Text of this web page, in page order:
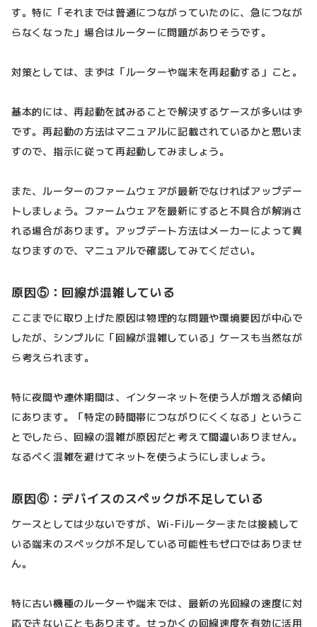
す。特に「それまでは普通につながっていたのに、急につなが
らなくなった」場合はルーターに問題がありそうです。
対策としては、まずは「ルーターや端末を再起動する」こと。
基本的には、再起動を試みることで解決するケースが多いはず
です。再起動の方法はマニュアルに記載されているかと思いま
すので、指示に従って再起動してみましょう。
また、ルーターのファームウェアが最新でなければアップデー
トしましょう。ファームウェアを最新にすると不具合が解消さ
れる場合があります。アップデート方法はメーカーによって異
なりますので、マニュアルで確認してみてください。
原因⑤：回線が混雑している
ここまでに取り上げた原因は物理的な問題や環境要因が中心で
したが、シンプルに「回線が混雑している」ケースも当然なが
ら考えられます。
特に夜間や連休期間は、インターネットを使う人が増える傾向
にあります。「特定の時間帯につながりにくくなる」というこ
とでしたら、回線の混雑が原因だと考えて間違いありません。
なるべく混雑を避けてネットを使うようにしましょう。
原因⑥：デバイスのスペックが不足している
ケースとしては少ないですが、Wi-Fiルーターまたは接続して
いる端末のスペックが不足している可能性もゼロではありませ
ん。
特に古い機種のルーターや端末では、最新の光回線の速度に対
応できないこともあります。せっかくの回線速度を有効に活用